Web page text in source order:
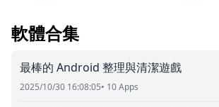
軟體合集
最棒的 Android 整理與清潔遊戲
2025/10/30 16:08:05• 10 Apps